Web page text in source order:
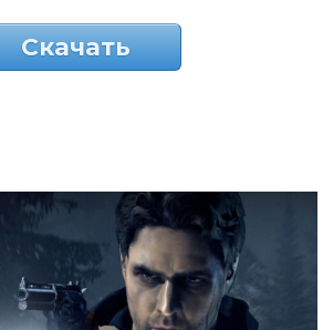
Скачать